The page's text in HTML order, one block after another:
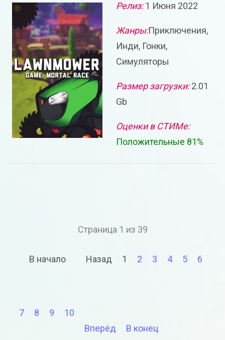
Релиз:1 Июня 2022
Жанры:Приключения,
Инди, Гонки,
Симуляторы
Размер загрузки:2.01
Gb
Оценки в СТИМе:
Положительные 81%
В начало Назад 1 2 3 4 5 6
7 8 9
10
Вперёд
В конец
Страница 1 из 39